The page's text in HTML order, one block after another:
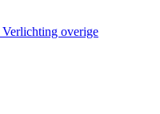
Verlichting overige